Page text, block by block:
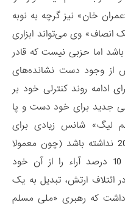
خان» نیز گرچه به نوبه
وی می‌تواند ابزاری
اما حزبی نیست که قادر
از وجود دست نشانده‌های
روند کنترلی خود بر
جدید برای خود دست و پا
لیگ» شانس زیادی برای
پیروزی در انتخابات عمومی سال 2018 نداشته باشد (چون معمولا
احزاب دینی در این کشور بیش از 10 درصد آراء را از آن خود
ائتلاف ارتش، تبدیل به یک
داشت که رهبری «ملی مسلم